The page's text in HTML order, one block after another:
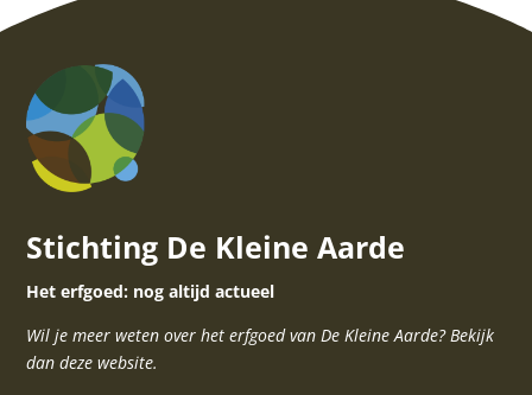
Stichting De Kleine Aarde
Het erfgoed: nog altijd actueel
Wil je meer weten over het erfgoed van De Kleine Aarde? Bekijk
dan deze website.